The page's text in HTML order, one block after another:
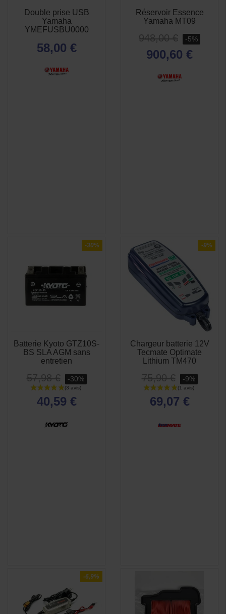
Double prise USB
Yamaha
YMEFUSBU0000
58,00 €
Réservoir Essence
Yamaha MT09
948,00 € -5%
900,60 €
-30%
APERÇU
RAPIDE
Batterie Kyoto GTZ10S-
BS SLA AGM sans
entretien
57,98 € -30%
40,59 €
-9%
 APERÇU
RAPIDE
Chargeur batterie 12V
Tecmate Optimate
Lithium TM470
75,90 € -9%
69,07 €
-6,9%
 APERÇU
RAPIDE
APERÇU
RAPIDE